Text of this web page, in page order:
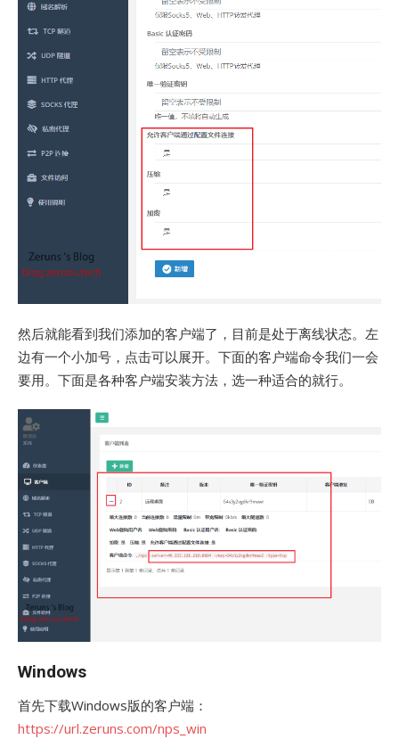
然后就能看到我们添加的客户端了，目前是处于离线状态。左
边有一个小加号，点击可以展开。下面的客户端命令我们一会
要用。下面是各种客户端安装方法，选一种适合的就行。
Windows
首先下载Windows版的客户端：
https://url.zeruns.com/nps_win